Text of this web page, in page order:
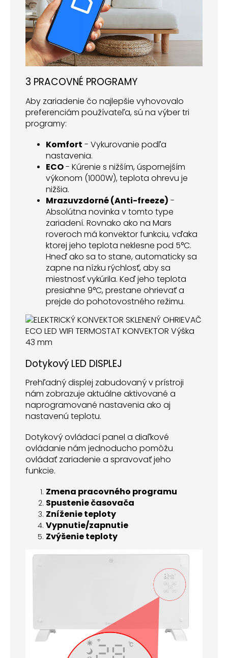
3 PRACOVNÉ PROGRAMY
Aby zariadenie čo najlepšie vyhovovalo
preferenciám používateľa, sú na výber tri
programy:
Komfort - Vykurovanie podľa
nastavenia.
ECO- Kúrenie s nižším, úspornejším
výkonom (1000W), teplota ohrevu je
nižšia.
Mrazuvzdorné (Anti-freeze) -
Absolútna novinka v tomto type
zariadení. Rovnako ako na Mars
roveroch má konvektor funkciu, vďaka
ktorej jeho teplota neklesne pod 5°C.
Hneď ako sa to stane, automaticky sa
zapne na nízku rýchlosť, aby sa
miestnosť vykúrila. Keď jeho teplota
presiahne 9°C, prestane ohrievať a
prejde do pohotovostného režimu.
Dotykový LED DISPLEJ
Prehľadný displej zabudovaný v prístroji
nám zobrazuje aktuálne aktivované a
naprogramované nastavenia ako aj
nastavenú teplotu.
Dotykový ovládací panel a diaľkové
ovládanie nám jednoducho pomôžu
ovládať zariadenie a spravovať jeho
funkcie.
Zmena pracovného programu
Spustenie časovača
Zníženie teploty
Vypnutie/zapnutie
Zvýšenie teploty